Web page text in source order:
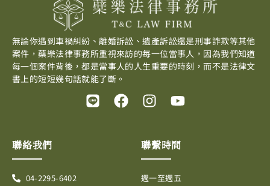
無論你遇到車禍糾紛、離婚訴訟、遺產訴訟還是刑事詐欺等其他
案件，蘗樂法律事務所重視來訪的每一位當事人，因為我們知道
每一個案件背後，都是當事人的人生重要的時刻，而不是法律文
書上的短短幾句話就能了斷。
L F
a
I
t
a
Y
t
b
聯繫時間
週一至週五
聯絡我們
04-2295-6402